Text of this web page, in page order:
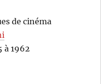
de cinéma
à 1962